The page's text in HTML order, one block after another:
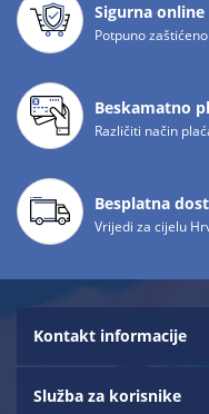
Sigurna
Potpuno
Beskamatno
Različiti način
Besplatna
Vrijedi za cijelu
Kontakt informacije
Služba za korisnike